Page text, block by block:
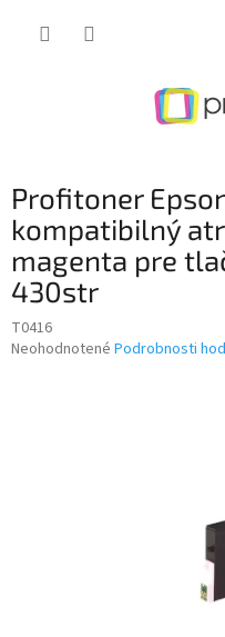
Profitoner
kompatibilný
magenta pre
430str
T0416
Priemerné
Neohodnotené Podrobnosti